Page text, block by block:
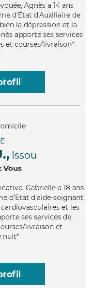
Agnès a 14 ans
d'État d'Auxiliaire de
la dépression et la
apporte ses services
et courses/livraison*
Issou
Vous
Gabrielle a 18 ans
d'Etat d'aide-soignant
et les
ses services de
livraison et
nuit*